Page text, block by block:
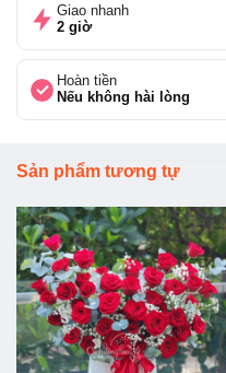
Giao nhanh
2 giờ
Hoàn tiền
Nếu không hài lòng
Sản phẩm tương tự